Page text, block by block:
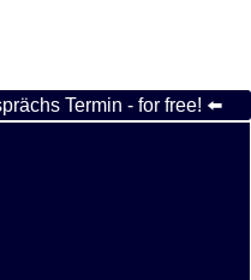
Termin - for free! ⬅️